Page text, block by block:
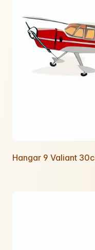
Hangar 9 Valiant